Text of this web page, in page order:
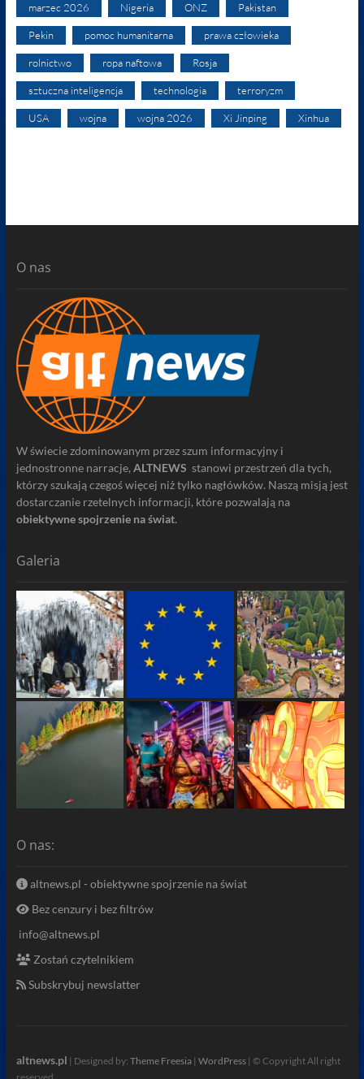
marzec 2026 Nigeria ONZ Pakistan
Pekin pomoc humanitarna prawa człowieka
rolnictwo ropa naftowa Rosja
sztuczna inteligencja technologia terroryzm
USA wojna wojna 2026 Xi Jinping Xinhua
O nas
W świecie zdominowanym przez szum informacyjny i
jednostronne narracje, ALTNEWS stanowi przestrzeń dla tych,
którzy szukają czegoś więcej niż tylko nagłówków. Naszą misją jest
dostarczanie rzetelnych informacji, które pozwalają na
obiektywne spojrzenie na świat.
Galeria
O nas:
altnews.pl - obiektywne spojrzenie na świat
Bez cenzury i bez filtrów
info@altnews.pl
Zostań czytelnikiem
Subskrybuj newslatter
altnews.pl | Designed by: Theme Freesia| WordPress| © Copyright All right